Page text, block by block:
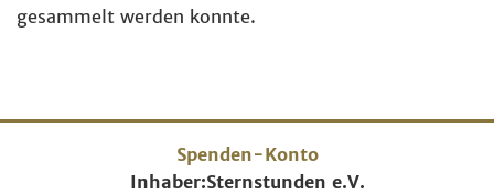
gesammelt werden konnte.
Spenden-Konto
Inhaber:Sternstunden e.V.